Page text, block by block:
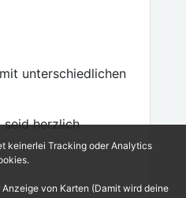
unterschiedlichen
seid herzlich
keinerlei Tracking oder Analytics
von Karten (Damit wird deine